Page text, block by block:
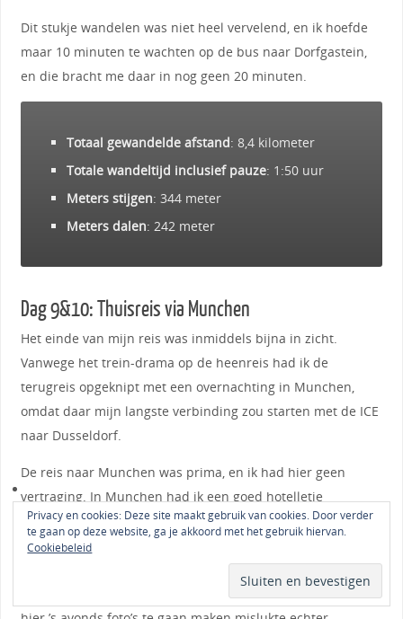
Dit stukje wandelen was niet heel vervelend, en ik hoefde
maar 10 minuten te wachten op de bus naar Dorfgastein,
en die bracht me daar in nog geen 20 minuten.
Totaal gewandelde afstand: 8,4 kilometer
Totale wandeltijd inclusief pauze: 1:50 uur
Meters stijgen: 344 meter
Meters dalen: 242 meter
Dag 9&10: Thuisreis via Munchen
Het einde van mijn reis was inmiddels bijna in zicht.
Vanwege het trein-drama op de heenreis had ik de
terugreis opgeknipt met een overnachting in Munchen,
omdat daar mijn langste verbinding zou starten met de ICE
naar Dusseldorf.
De reis naar Munchen was prima, en ik had hier geen
vertraging. In Munchen had ik een goed hotelletje
gevonden in de buurt van de Nymphenburg met het
bijbehorende park. Aangezien het in de stad redelijk warm
was heb ik me vooral in het, toch nog best grote, park
vermaakt. Het kasteel was ook nog best mooi. Mijn plan om
Privacy en cookies: Deze site maakt gebruik van cookies. Door verder
te gaan op deze website, ga je akkoord met het gebruik hiervan.
Cookiebeleid